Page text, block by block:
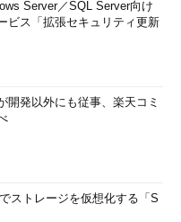
Server／SQL Server向け
ビス「拡張セキュリティ更新
開発以外にも従事、楽天コミ
ストレージを仮想化する「S